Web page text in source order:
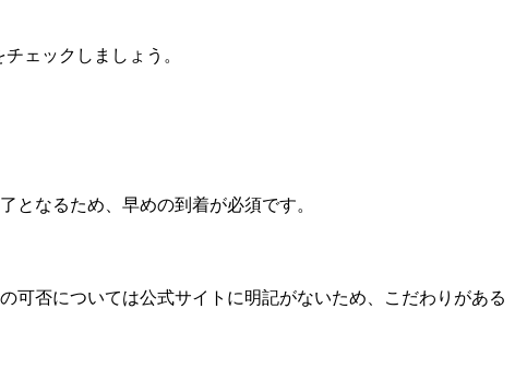
ェックしましょう。
となるため、早めの到着が必須です。
可否については公式サイトに明記がないため、こだわりがある